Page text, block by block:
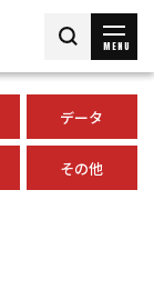
MENU
データ
その他